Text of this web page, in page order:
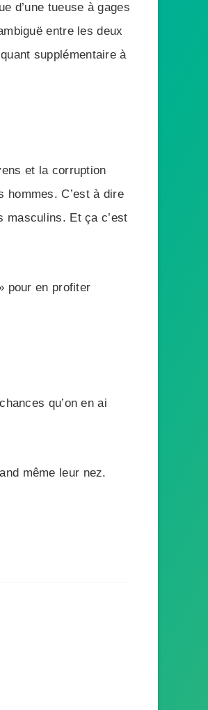
d’une tueuse à gages
entre les deux
supplémentaire à
et la corruption
hommes. C’est à dire
masculins. Et ça c’est
pour en profiter
qu’on en ai
même leur nez.